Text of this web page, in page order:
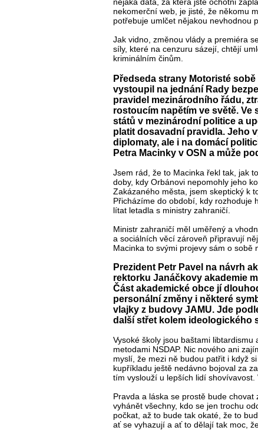
nekomerční web, je jisté, že někomu
potřebuje umlčet nějakou nevhodnou
Jak vidno, změnou vlády a premiéra
síly, které na cenzuru sázejí, chtějí
kriminálním činům.
Předseda strany Motoristé
vystoupil na jednání Rady
pravidel mezinárodního řádu,
rostoucím napětím ve světě.
států v mezinárodní politice a
platit dosavadní pravidla. Jeho
diplomaty, ale i na domácí
Petra Macinky v OSN a může
Jsem rád, že to Macinka řekl tak, jak
doby, kdy Orbánovi nepomohly jeho
Zakázaného města, jsem skeptický k
Přicházíme do období, kdy rozhoduje
lítat letadla s ministry zahraničí.
Ministr zahraničí měl uměřený a
a sociálních věcí zároveň připravují
Macinka to svými projevy sám o sobě
Prezident Petr Pavel na návrh
rektorku Janáčkovy akademie
Část akademické obce jí
personální změny i některé
vlajky z budovy JAMU. Jde
další střet kolem ideologického
Vysoké školy jsou baštami
metodami NSDAP. Nic nového ani
myslí, že mezi ně budou patřit i když
kupříkladu ještě nedávno bojoval za
tím vyslouží u lepších lidí shovívavost.
Pravda a láska se prostě bude
vyhánět všechny, kdo se jen trochu
počkat, až to bude tak okaté, že to
ať se vyhazují a ať to dělají tak moc,